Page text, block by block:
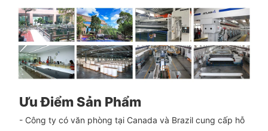
Ưu Điểm Sản Phẩm
- Công ty có văn phòng tại Canada và Brazil cung cấp hỗ